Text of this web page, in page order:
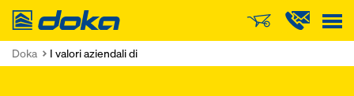
Doka
Doka I valori aziendali di